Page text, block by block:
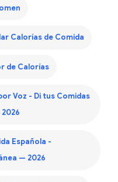
Calorías de Comida
de Calorías
Voz - Di tus Comidas
Española -
— 2026